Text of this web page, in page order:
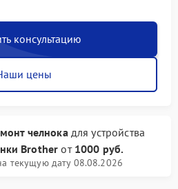
консультацию
цены
челнока для устройства
Brother от 1000 руб.
текущую дату 08.08.2026